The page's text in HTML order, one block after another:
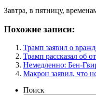
Завтра, в пятницу,
Похожие записи:
Трамп заявил о
Трамп рассказал об
Немедленно: Бен-
Макрон заявил, что
Поиск